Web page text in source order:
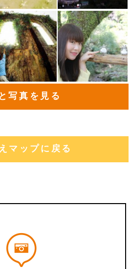
写真を見る
マップに戻る